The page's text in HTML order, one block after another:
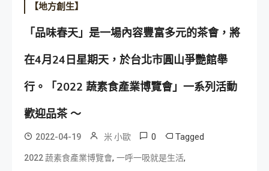
【地方創生】
「品味春天」是一場內容豐富多元的茶會，將
在4月24日星期天，於台北市圓山爭艷館舉
行。「2022 蔬素食產業博覽會」一系列活動
歡迎品茶 ～
2022-04-19 米 小歐 0 Tagged
2022 蔬素食產業博覽會, 一呼一吸就是生活,